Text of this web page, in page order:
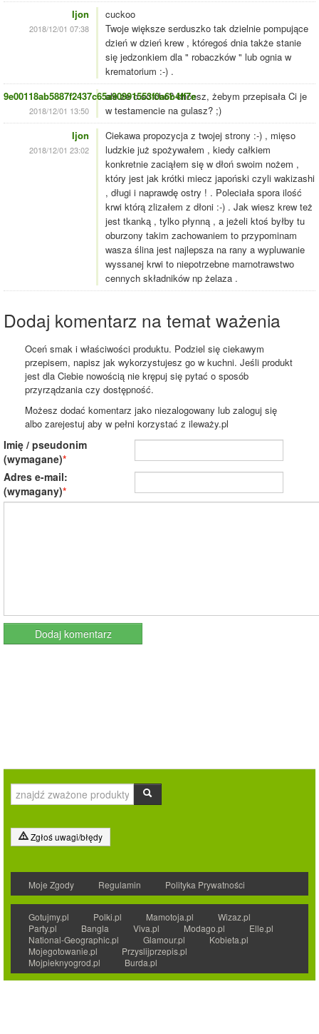
Ijon
2018/12/01 07:38
cuckoo
Twoje większe serduszko tak dzielnie pompujące
dzień w dzień krew , któregoś dnia także stanie
się jedzonkiem dla " robaczków " lub ognia w
krematorium :-) .
9e00118ab5887f2437c65a90991553f0a6b4ff7e
2018/12/01 13:50
ale że o so cho? chcesz, żebym przepisała Ci je
w testamencie na gulasz? ;)
Ijon
2018/12/01 23:02
Ciekawa propozycja z twojej strony :-) , mięso
ludzkie już spożywałem , kiedy całkiem
konkretnie zaciąłem się w dłoń swoim nożem ,
który jest jak krótki miecz japoński czyli wakizashi
, długi i naprawdę ostry ! . Poleciała spora ilość
krwi którą zlizałem z dłoni :-) . Jak wiesz krew też
jest tkanką , tylko płynną , a jeżeli ktoś byłby tu
oburzony takim zachowaniem to przypominam
wasza ślina jest najlepsza na rany a wypluwanie
wyssanej krwi to niepotrzebne marnotrawstwo
cennych składników np żelaza .
Dodaj komentarz na temat ważenia
Oceń smak i właściwości produktu. Podziel się ciekawym
przepisem, napisz jak wykorzystujesz go w kuchni. Jeśli produkt
jest dla Ciebie nowością nie krępuj się pytać o sposób
przyrządzania czy dostępność.
Możesz dodać komentarz jako niezalogowany lub zaloguj się
albo zarejestuj aby w pełni korzystać z ileważy.pl
Imię / pseudonim
(wymagane)
Adres e-mail:
(wymagany)
Zgłoś uwagi/błędy
Moje Zgody Regulamin Polityka Prywatności
Gotujmy.pl Polki.pl Mamotoja.pl
Wizaz.pl
Party.pl
Bangla Viva.pl Modago.pl
Elle.pl
National-Geographic.pl
Glamour.pl
Kobieta.pl
Mojegotowanie.pl
Przyslijprzepis.pl
Mojpieknyogrod.pl
Burda.pl